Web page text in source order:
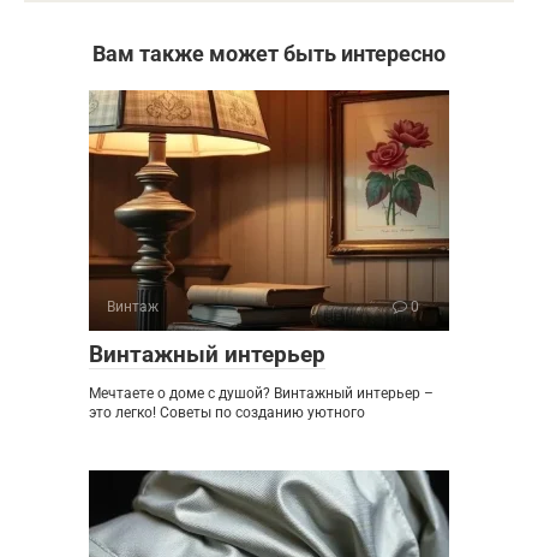
Вам также может быть интересно
Винтаж 0
Винтажный интерьер
Мечтаете о доме с душой? Винтажный интерьер –
это легко! Советы по созданию уютного